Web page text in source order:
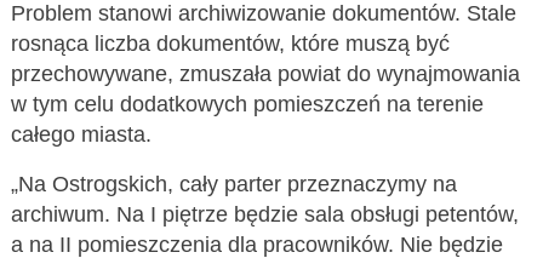
Problem stanowi archiwizowanie dokumentów. Stale
rosnąca liczba dokumentów, które muszą być
przechowywane, zmuszała powiat do wynajmowania
w tym celu dodatkowych pomieszczeń na terenie
całego miasta.
„Na Ostrogskich, cały parter przeznaczymy na
archiwum. Na I piętrze będzie sala obsługi petentów,
a na II pomieszczenia dla pracowników. Nie będzie